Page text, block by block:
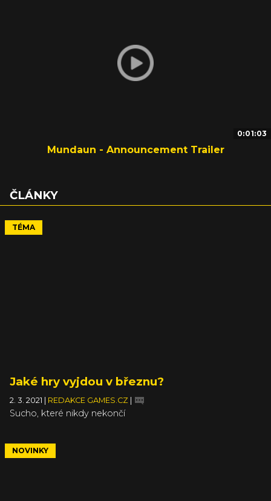
0:01:03
Mundaun - Announcement Trailer
ČLÁNKY
TÉMA
Jaké hry vyjdou v březnu?
2. 3. 2021 | REDAKCE GAMES.CZ |
Sucho, které nikdy nekončí
NOVINKY